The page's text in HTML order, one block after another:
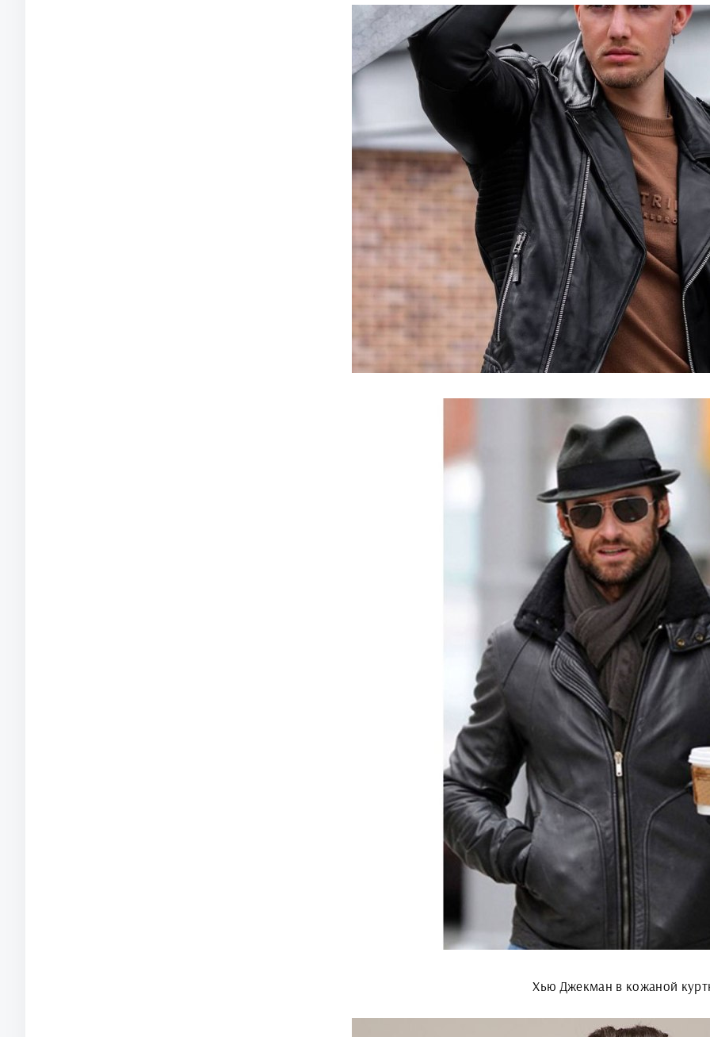
Хью Джекман в кожаной